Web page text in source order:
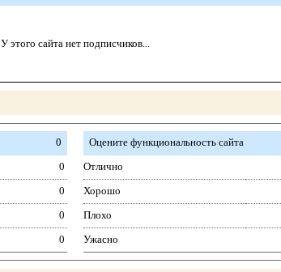
У этого сайта нет подписчиков...
0
0
0
0
0
Оцените функциональность сайта
Отлично
Хорошо
Плохо
Ужасно